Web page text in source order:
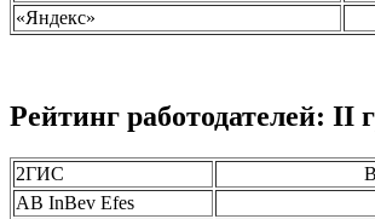
«Яндекс»
Рейтинг работодателей: II
2ГИС
AB InBev Efes